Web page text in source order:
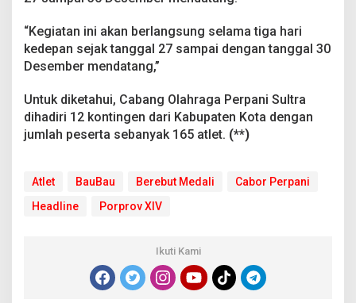
“Kegiatan ini akan berlangsung selama tiga hari
kedepan sejak tanggal 27 sampai dengan tanggal 30
Desember mendatang,”
Untuk diketahui, Cabang Olahraga Perpani Sultra
dihadiri 12 kontingen dari Kabupaten Kota dengan
jumlah peserta sebanyak 165 atlet. (**)
Atlet BauBau Berebut Medali
Cabor Perpani
Headline
Porprov XIV
Ikuti Kami